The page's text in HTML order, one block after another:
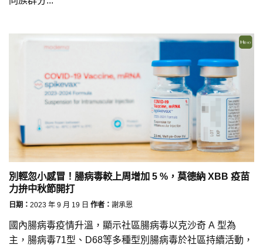
別輕忽小感冒！腸病毒較上周增加 5 %，莫德納 XBB 疫苗
力拚中秋節開打
日期： 2023 年 9 月 19 日 作者： 謝承恩
國內腸病毒疫情升溫，顯示社區腸病毒以克沙奇 A 型為
主，腸病毒71型、D68等多種型別腸病毒於社區持續活動，